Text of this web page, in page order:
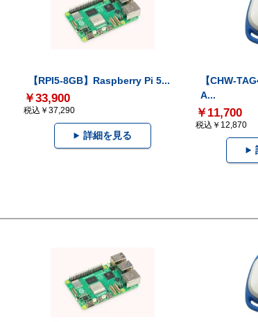
【RPI5-8GB】Raspberry Pi 5...
￥33,900
税込￥37,290
詳細を見る
【CHW-
A...
￥11,700
税込￥12,870